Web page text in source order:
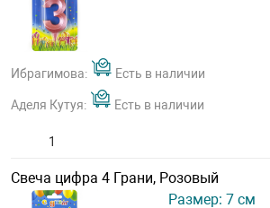
Ибрагимова: Есть в наличии
Аделя Кутуя: Есть в наличии
Свеча цифра 4 Грани, Розовый
Размер: 7 см